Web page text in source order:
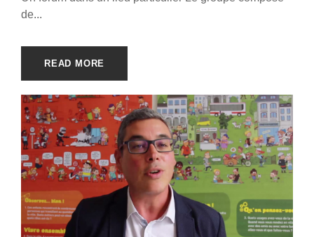
de...
READ MORE